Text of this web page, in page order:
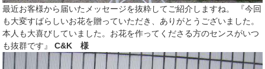
最近お客様から届いたメッセージを抜粋してご紹介しますね。 『今回
も大変すばらしいお花を贈っていただき、ありがとうございました。
本人も大喜びしていました。お花を作ってくださる方のセンスがいつ
も抜群です』C&K 様